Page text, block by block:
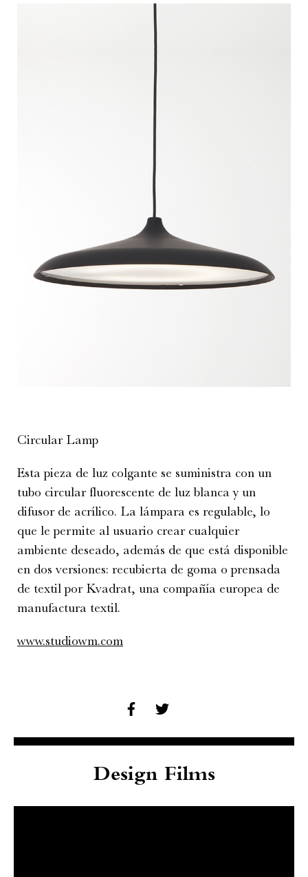
Circular Lamp
Esta pieza de luz colgante se suministra con un
tubo circular fluorescente de luz blanca y un
difusor de acrílico. La lámpara es regulable, lo
que le permite al usuario crear cualquier
ambiente deseado, además de que está disponible
en dos versiones: recubierta de goma o prensada
de textil por Kvadrat, una compañía europea de
manufactura textil.
www.studiowm.com
Design Films